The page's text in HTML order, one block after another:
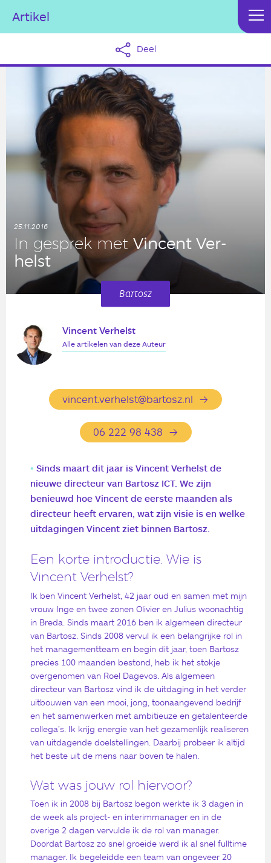
Artikel
Deel
In gesprek metVincent Ver­
helst
25.11.2016
Bartosz
Sinds maart dit jaar is Vincent Verhelst de
nieuwe directeur van Bartosz ICT. We zijn
benieuwd hoe Vincent de eerste maanden als
directeur heeft ervaren, wat zijn visie is en welke
uitdagingen Vincent ziet binnen Bartosz.
Een korte introductie. Wie is
Vincent Verhelst?
Ik ben Vincent Verhelst, 42 jaar oud en samen met mijn
vrouw Inge en twee zonen Olivier en Julius woonachtig
in Breda. Sinds maart 2016 ben ik algemeen directeur
van Bartosz. Sinds 2008 vervul ik een belangrijke rol in
het managementteam en begin dit jaar, toen Bartosz
precies 100 maanden bestond, heb ik het stokje
overgenomen van Roel Dagevos. Als algemeen
directeur van Bartosz vind ik de uitdaging in het verder
uitbouwen van een mooi, jong, toonaangevend bedrijf
en het samenwerken met ambitieuze en getalenteerde
collega’s. Ik krijg energie van het gezamenlijk realiseren
van uitdagende doelstellingen. Daarbij probeer ik altijd
het beste uit de mens naar boven te halen.
Wat was jouw rol hiervoor?
Toen ik in 2008 bij Bartosz begon werkte ik 3 dagen in
de week als project- en interimmanager en in de
overige 2 dagen vervulde ik de rol van manager.
Doordat Bartosz zo snel groeide werd ik al snel fulltime
manager. Ik begeleidde een team van ongeveer 20
Vincent Verhelst
Alle artikelen van deze Auteur
vincent.verhelst@bartosz.nl
06 222 98 438